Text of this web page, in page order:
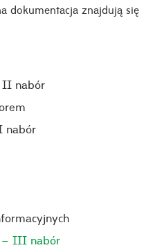
dokumentacja znajdują się
II nabór
nabór
– III nabór